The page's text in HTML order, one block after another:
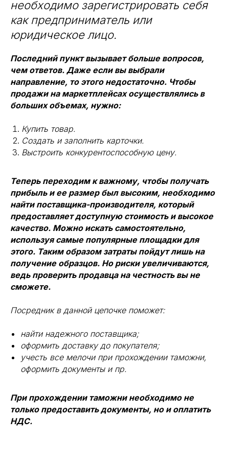
необходимо зарегистрировать себя
как предприниматель или
юридическое лицо.
Последний пункт вызывает больше вопросов,
чем ответов. Даже если вы выбрали
направление, то этого недостаточно. Чтобы
продажи на маркетплейсах осуществлялись в
больших объемах, нужно:
Купить товар.
Создать и заполнить карточки.
Выстроить конкурентоспособную цену.
Теперь переходим к важному, чтобы получать
прибыль и ее размер был высоким, необходимо
найти поставщика-производителя, который
предоставляет доступную стоимость и высокое
качество. Можно искать самостоятельно,
используя самые популярные площадки для
этого. Таким образом затраты пойдут лишь на
получение образцов. Но риски увеличиваются,
ведь проверить продавца на честность вы не
сможете.
Посредник в данной цепочке поможет:
найти надежного поставщика;
оформить доставку до покупателя;
учесть все мелочи при прохождении таможни,
оформить документы и пр.
При прохождении таможни необходимо не
только предоставить документы, но и оплатить
НДС.